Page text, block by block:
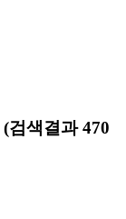
(검색결과 470